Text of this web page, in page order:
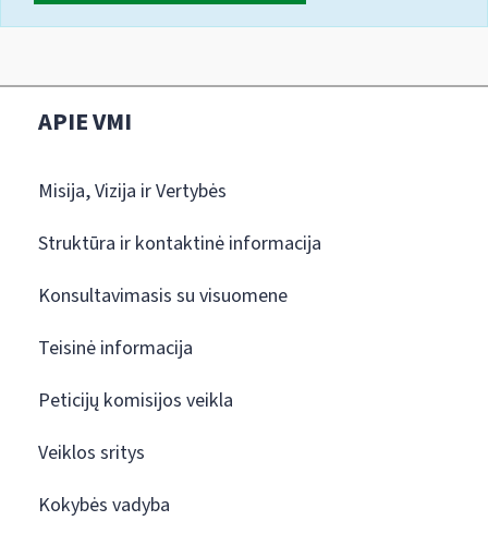
APIE VMI
Misija, Vizija ir Vertybės
Struktūra ir kontaktinė informacija
Konsultavimasis su visuomene
Teisinė informacija
Peticijų komisijos veikla
Veiklos sritys
Kokybės vadyba